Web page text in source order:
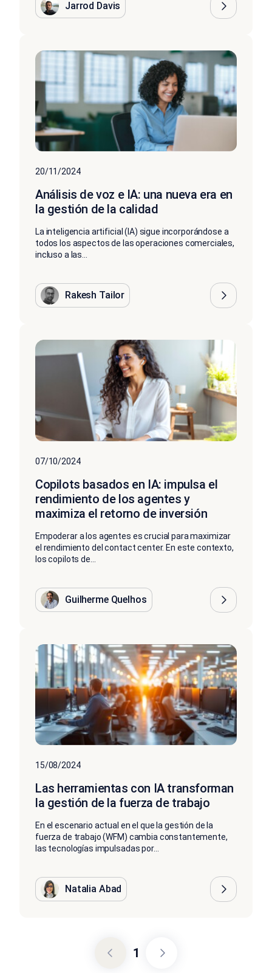
Jarrod Davis
20/11/2024
Análisis de voz e IA: una nueva era en
la gestión de la calidad
La inteligencia artificial (IA) sigue incorporándose a
todos los aspectos de las operaciones comerciales,
incluso a las...
Rakesh Tailor
07/10/2024
Copilots basados en IA: impulsa el
rendimiento de los agentes y
maximiza el retorno de inversión
Empoderar a los agentes es crucial para maximizar
el rendimiento del contact center. En este contexto,
los copilots de...
Guilherme Quelhos
15/08/2024
Las herramientas con IA transforman
la gestión de la fuerza de trabajo
En el escenario actual en el que la gestión de la
fuerza de trabajo (WFM) cambia constantemente,
las tecnologías impulsadas por...
Natalia Abad
1